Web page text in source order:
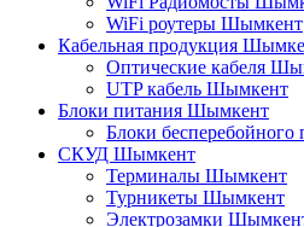
WiFi роутеры Шымкент
Кабельная продукция
Оптические кабеля
UTP кабель Шымкент
Блоки питания Шымкент
Блоки
СКУД Шымкент
Терминалы Шымкент
Турникеты Шымкент
Электрозамки